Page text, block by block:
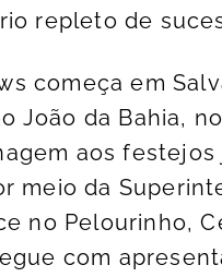
repleto de
começa em
João da Bahia,
aos
meio da
no Pelourinho,
com